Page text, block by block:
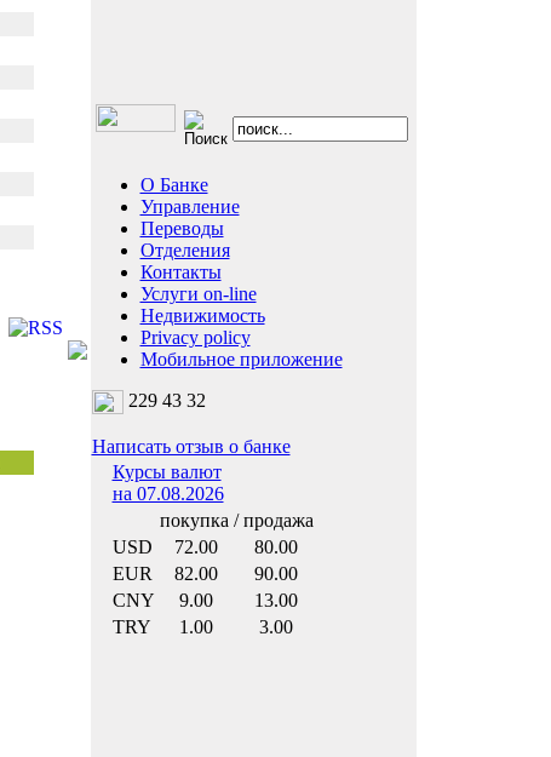
О Банке
Управление
Переводы
Отделения
Контакты
Услуги on-line
Недвижимость
Privacy policy
Мобильное приложение
229 43 32
Написать отзыв о банке
Курсы валют
на 07.08.2026
покупка / продажа
USD
72.00
80.00
EUR
82.00
90.00
CNY
9.00
13.00
TRY
1.00 3.00